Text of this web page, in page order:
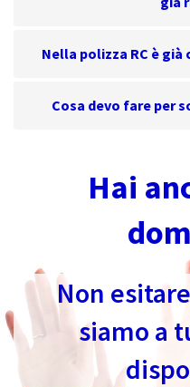
Nella polizza RC è
Cosa devo fare per
Hai
Non
siamo a